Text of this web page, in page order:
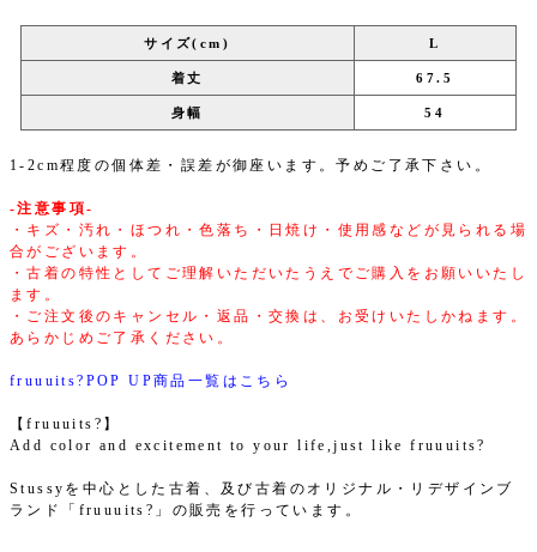
サイズ(cm) L
着丈 67.5
身幅 54
1-2cm程度の個体差・誤差が御座います。予めご了承下さい。
-注意事項-
・キズ・汚れ・ほつれ・色落ち・日焼け・使用感などが見られる場
合がございます。
・古着の特性としてご理解いただいたうえでご購入をお願いいたし
ます。
・ご注文後のキャンセル・返品・交換は、お受けいたしかねます。
あらかじめご了承ください。
fruuuits?POP UP商品一覧はこちら
【fruuuits?】
Add color and excitement to your life,just like fruuuits?
Stussyを中心とした古着、及び古着のオリジナル・リデザインブ
ランド「fruuuits?」の販売を行っています。